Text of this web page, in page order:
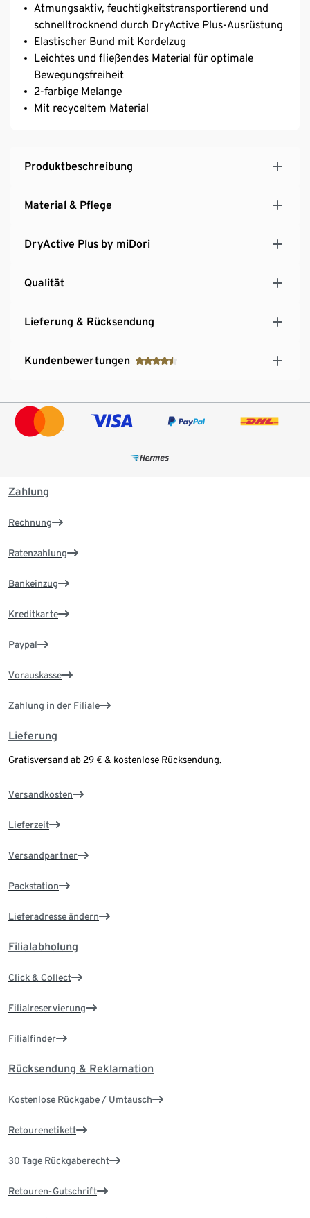
Atmungsaktiv, feuchtigkeitstransportierend und
schnelltrocknend durch DryActive Plus-Ausrüstung
Elastischer Bund mit Kordelzug
Leichtes und fließendes Material für optimale
Bewegungsfreiheit
2-farbige Melange
Mit recyceltem Material
Produktbeschreibung
Material & Pflege
DryActive Plus by miDori
Qualität
Lieferung & Rücksendung
Kundenbewertungen
Zahlung
Rechnung
Ratenzahlung
Bankeinzug
Kreditkarte
Paypal
Vorauskasse
Zahlung in der Filiale
Lieferung
Gratisversand ab 29 € & kostenlose Rücksendung.
Versandkosten
Lieferzeit
Versandpartner
Packstation
Lieferadresse ändern
Filialabholung
Click & Collect
Filialreservierung
Filialfinder
Rücksendung & Reklamation
Kostenlose Rückgabe / Umtausch
Retourenetikett
30 Tage Rückgaberecht
Retouren-Gutschrift